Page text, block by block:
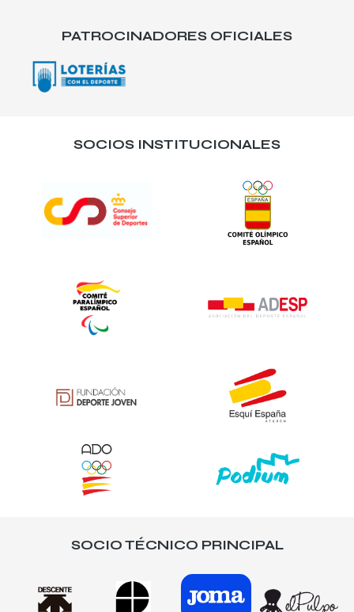
PATROCINADORES OFICIALES
SOCIOS INSTITUCIONALES
SOCIO TÉCNICO PRINCIPAL